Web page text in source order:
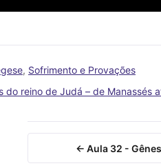
, Sofrimento e Provações
do reino de Judá – de Manassés
← Aula 32 -